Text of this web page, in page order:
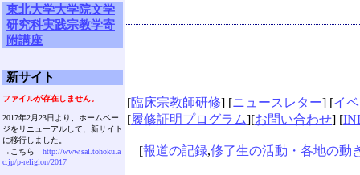
[臨床宗教師研修] [ニュースレター] [イ
[履修証明プログラム][お問い合わせ] [
[報道の記録,修了生の活動・各地の動
東北大学大学院文学
研究科実践宗教学寄
附講座
新サイト
ファイルが存在しません。
2017年2月23日より、ホームペー
ジをリニューアルして、新サイト
に移行しました。
→こちら http://www.sal.tohoku.a
c.jp/p-religion/2017